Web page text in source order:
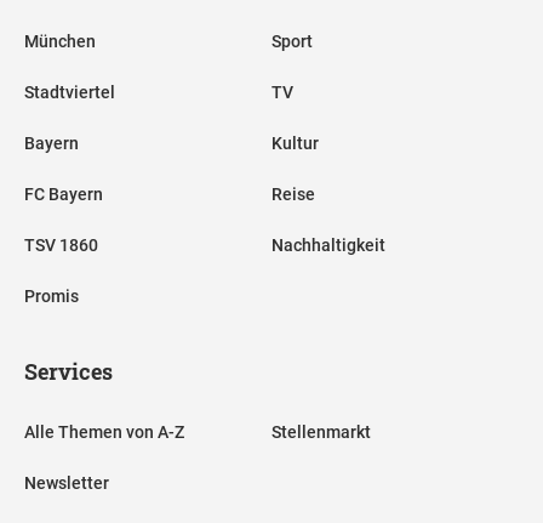
München
Stadtviertel
Bayern
FC Bayern
TSV 1860
Promis
Sport
TV
Kultur
Reise
Nachhaltigkeit
Services
Alle Themen von A-Z
Newsletter
Stellenmarkt